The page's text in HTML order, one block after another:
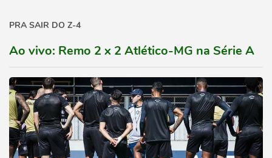
PRA SAIR DO Z-4
Ao vivo: Remo 2 x 2 Atlético-MG na Série A